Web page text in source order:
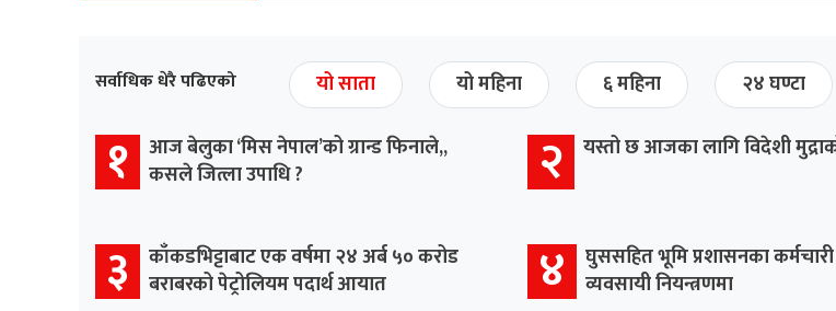
सर्वाधिक धेरै पढिएको यो साता यो महिना ६ महिना २४ घण्टा
१
आज बेलुका ‘मिस नेपाल’को ग्रान्ड फिनाले,,
कसले जित्ला उपाधि ?
२ यस्तो छ आजका लागि विदेशी
३
काँकडभिट्टाबाट एक वर्षमा २४ अर्ब ५० करोड
बराबरको पेट्रोलियम पदार्थ आयात
४
घुससहित भूमि प्रशासनका
व्यवसायी नियन्त्रणमा